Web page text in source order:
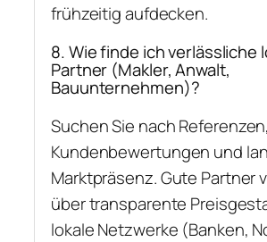
frühzeitig aufdecken.
8. Wie finde ich verlässliche
Partner (Makler, Anwalt,
Bauunternehmen)?
Suchen Sie nach
Kundenbewertungen und
Marktpräsenz. Gute Partner
über transparente
lokale Netzwerke (Banken,